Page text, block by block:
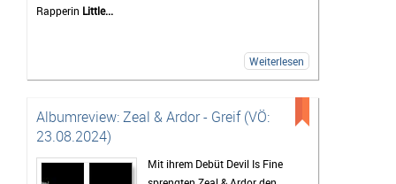
Rapperin Little...
Weiterlesen
Albumreview: Zeal & Ardor - Greif (VÖ:
23.08.2024)
Mit ihrem Debüt Devil Is Fine